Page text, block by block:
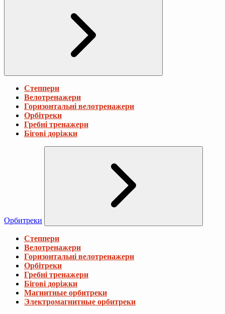
Степпери
Велотренажери
Горизонтальні велотренажери
Орбітреки
Гребні тренажери
Бігові доріжки
Орбитреки
Степпери
Велотренажери
Горизонтальні велотренажери
Орбітреки
Гребні тренажери
Бігові доріжки
Магнитные орбитреки
Электромагнитные орбитреки